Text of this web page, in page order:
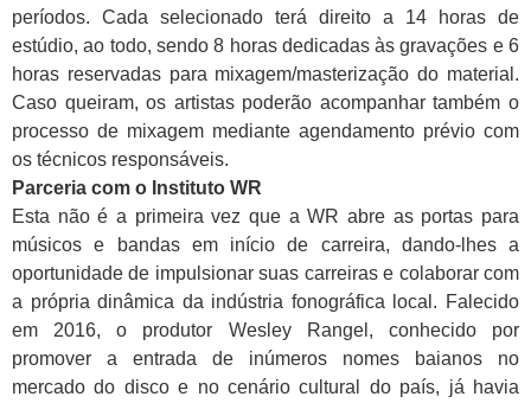
períodos. Cada selecionado terá direito a 14 horas de
estúdio, ao todo, sendo 8 horas dedicadas às gravações e 6
horas reservadas para mixagem/masterização do material.
Caso queiram, os artistas poderão acompanhar também o
processo de mixagem mediante agendamento prévio com
os técnicos responsáveis.
Parceria com o Instituto WR
Esta não é a primeira vez que a WR abre as portas para
músicos e bandas em início de carreira, dando-lhes a
oportunidade de impulsionar suas carreiras e colaborar com
a própria dinâmica da indústria fonográfica local. Falecido
em 2016, o produtor Wesley Rangel, conhecido por
promover a entrada de inúmeros nomes baianos no
mercado do disco e no cenário cultural do país, já havia